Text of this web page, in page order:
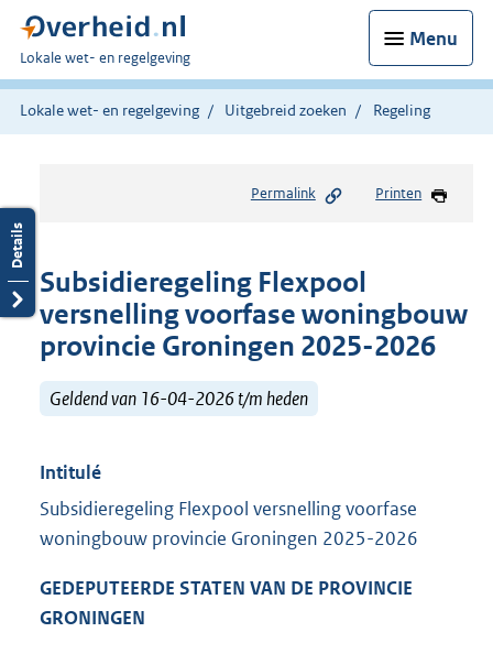
Menu
U
bent
hier:
Lokale wet- en regelgeving
Lokale wet- en regelgeving Uitgebreid zoeken Regeling
Permalink Printen
Subsidieregeling Flexpool
versnelling voorfase woningbouw
provincie Groningen 2025-2026
Geldend van 16-04-2026 t/m heden
Intitulé
Subsidieregeling Flexpool versnelling voorfase
woningbouw provincie Groningen 2025-2026
GEDEPUTEERDE STATEN VAN DE PROVINCIE
GRONINGEN